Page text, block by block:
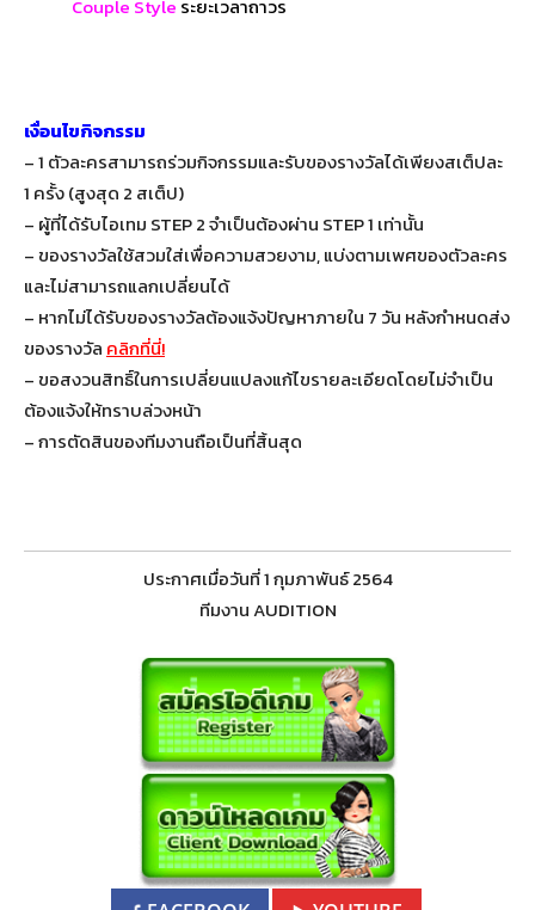
Couple Style ระยะเวลาถาวร
เงื่อนไขกิจกรรม
– 1 ตัวละครสามารถร่วมกิจกรรมและรับของรางวัลได้เพียงสเต็ปละ
1 ครั้ง (สูงสุด 2 สเต็ป)
– ผู้ที่ได้รับไอเทม STEP 2 จำเป็นต้องผ่าน STEP 1 เท่านั้น
– ของรางวัลใช้สวมใส่เพื่อความสวยงาม, แบ่งตามเพศของตัวละคร
และไม่สามารถแลกเปลี่ยนได้
– หากไม่ได้รับของรางวัลต้องแจ้งปัญหาภายใน 7 วัน หลังกำหนดส่ง
ของรางวัล คลิกที่นี่!
– ขอสงวนสิทธิ์ในการเปลี่ยนแปลงแก้ไขรายละเอียดโดยไม่จำเป็น
ต้องแจ้งให้ทราบล่วงหน้า
– การตัดสินของทีมงานถือเป็นที่สิ้นสุด
ประกาศเมื่อวันที่ 1 กุมภาพันธ์ 2564
ทีมงาน AUDITION